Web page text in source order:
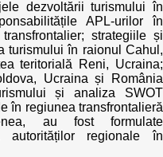
dezvoltării turismului în
APL-urilor în
strategiile și
turismului în raionul Cahul,
teritorială Reni, Ucraina;
Ucraina și România
și analiza SWOT
în regiunea transfrontalieră
au fost formulate
autorităților regionale în